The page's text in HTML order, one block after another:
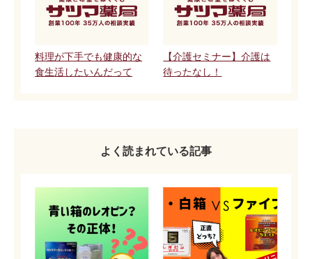
料理が下手でも健康的な
食生活したいんだって
【介護セミナー】介護は
待ったなし！
よく読まれている記事